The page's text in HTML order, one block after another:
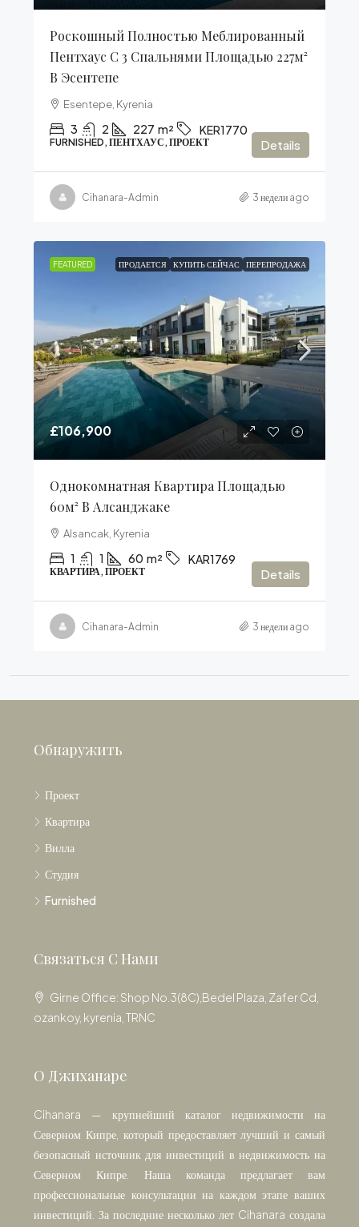
Роскошный Полностью Меблированный
Пентхаус С 3 Спальнями Площадью 227м²
В Эсентепе
Esentepe, Kyrenia
3 2 227 m² KER1770
FURNISHED, ПЕНТХАУС, ПРОЕКТ Details
Cihanara-Admin 3 недели ago
FEATURED ПРОДАЕТСЯ КУПИТЬ СЕЙЧАС ПЕРЕПРОДАЖА
£106,900
Однокомнатная Квартира Площадью
60м² В Алсанджаке
Alsancak, Kyrenia
1 1 60 m² KAR1769
КВАРТИРА, ПРОЕКТ Details
Cihanara-Admin 3 недели ago
Обнаружить
Проект
Квартира
Вилла
Студия
Furnished
Связаться С Нами
Girne Office: Shop No.3(8C),Bedel Plaza, Zafer Cd,
ozankoy, kyrenia, TRNC
О Джиханаре
Cihanara — крупнейший каталог недвижимости на
Северном Кипре, который предоставляет лучший и самый
безопасный источник для инвестиций в недвижимость на
Северном Кипре. Наша команда предлагает вам
профессиональные консультации на каждом этапе ваших
инвестиций. За последние несколько лет Cihanara создала